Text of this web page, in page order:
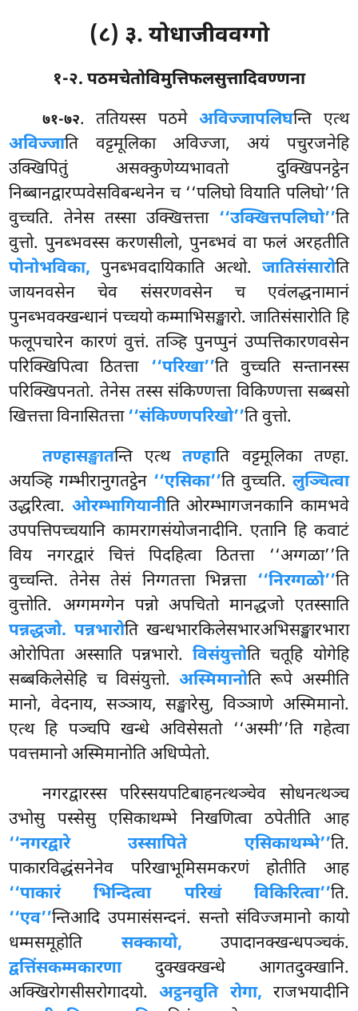
(८) ३. योधाजीववग्गो
१-२. पठमचेतोविमुत्तिफलसुत्तादिवण्णना
७१-७२. ततियस्स पठमेअविज्जापलिघन्ति एत्थ
अविज्जाति वट्टमूलिका अविज्जा, अयं पचुरजनेहि
उक्खिपितुं असक्कुणेय्यभावतो दुक्खिपनट्ठेन
निब्बानद्वारप्पवेसविबन्धनेन च ‘‘पलिघो वियाति पलिघो’’ति
वुच्चति. तेनेस तस्सा उक्खित्तत्ता ‘‘उक्खित्तपलिघो’’ति
वुत्तो. पुनब्भवस्स करणसीलो, पुनब्भवं वा फलं अरहतीति
पोनोभविका, पुनब्भवदायिकाति अत्थो. जातिसंसारोति
जायनवसेन चेव संसरणवसेन च एवंलद्धनामानं
पुनब्भवक्खन्धानं पच्चयो कम्माभिसङ्खारो. जातिसंसारोति हि
फलूपचारेन कारणं वुत्तं. तञ्हि पुनप्पुनं उप्पत्तिकारणवसेन
परिक्खिपित्वा ठितत्ता ‘‘परिखा’’ति वुच्चति सन्तानस्स
परिक्खिपनतो. तेनेस तस्स संकिण्णत्ता विकिण्णत्ता सब्बसो
खित्तत्ता विनासितत्ता‘‘संकिण्णपरिखो’’ति वुत्तो.
तण्हासङ्खातन्तिएत्थतण्हाति वट्टमूलिका तण्हा.
अयञ्हि गम्भीरानुगतट्ठेन ‘‘एसिका’’ति वुच्चति. लुञ्चित्वा
उद्धरित्वा. ओरम्भागियानीति ओरम्भागजनकानि कामभवे
उपपत्तिपच्चयानि कामरागसंयोजनादीनि. एतानि हि कवाटं
विय नगरद्वारं चित्तं पिदहित्वा ठितत्ता ‘‘अग्गळा’’ति
वुच्चन्ति. तेनेस तेसं निग्गतत्ता भिन्नत्ता ‘‘निरग्गळो’’ति
वुत्तोति. अग्गमग्गेन पन्नो अपचितो मानद्धजो एतस्साति
पन्नद्धजो. पन्नभारोति खन्धभारकिलेसभारअभिसङ्खारभारा
ओरोपिता अस्साति पन्नभारो.विसंयुत्तोति चतूहि योगेहि
सब्बकिलेसेहि च विसंयुत्तो.अस्मिमानोति रूपे अस्मीति
मानो, वेदनाय, सञ्ञाय, सङ्खारेसु, विञ्ञाणे अस्मिमानो.
एत्थ हि पञ्चपि खन्धे अविसेसतो ‘‘अस्मी’’ति गहेत्वा
पवत्तमानो अस्मिमानोति अधिप्पेतो.
नगरद्वारस्स परिस्सयपटिबाहनत्थञ्चेव सोधनत्थञ्च
उभोसु पस्सेसु एसिकाथम्भे निखणित्वा ठपेतीति आह
‘‘नगरद्वारे उस्सापिते एसिकाथम्भे’’ति.
पाकारविद्धंसनेनेव परिखाभूमिसमकरणं होतीति आह
‘‘पाकारं भिन्दित्वा परिखं विकिरित्वा’’ति.
‘‘एव’’न्तिआदि उपमासंसन्दनं. सन्तो संविज्जमानो कायो
धम्मसमूहोति सक्कायो, उपादानक्खन्धपञ्चकं.
द्वत्तिंसकम्मकारणादुक्खक्खन्धे आगतदुक्खानि.
अक्खिरोगसीसरोगादयो.अट्ठनवुति रोगा, राजभयादीनि